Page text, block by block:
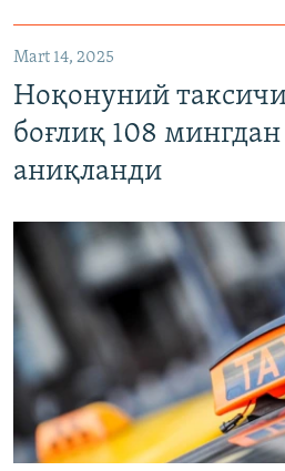
Mart 14, 2025
Ноқонуний
боғлиқ 108
аниқланди